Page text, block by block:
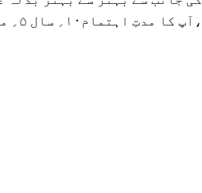
،آپ کا مدتِ اہتمام۱۰؍ سال ۵؍ ماہ ۱۰؍ دن رہا۔